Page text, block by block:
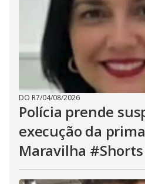
DO R7/04/08/2026
Polícia prende
execução da
Maravilha